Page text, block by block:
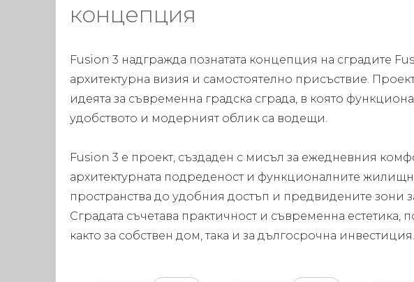
концепция
Fusion 3 надгражда познатата концепция на сградите
архитектурна визия и самостоятелно присъствие.
идеята за съвременна градска сграда, в която
удобството и модерният облик са водещи.
Fusion 3 е проект, създаден с мисъл за ежедневния
архитектурната подреденост и функционалните
пространства до удобния достъп и предвидените зони
Сградата съчетава практичност и съвременна естетика,
както за собствен дом, така и за дългосрочна инвестиция.